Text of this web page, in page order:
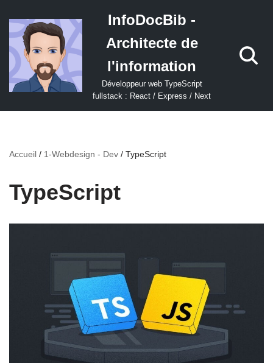
Aller
au
contenu
InfoDocBib -
Architecte de
l'information
Développeur web TypeScript
fullstack : React / Express / Next
Accueil / 1-Webdesign - Dev / TypeScript
TypeScript